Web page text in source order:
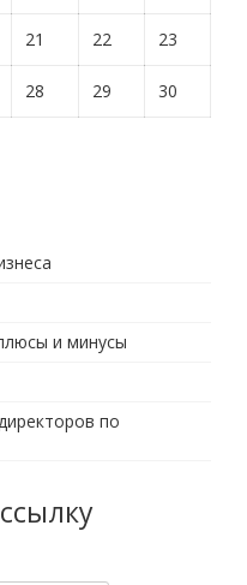
21 22 23
28 29 30
и минусы
по